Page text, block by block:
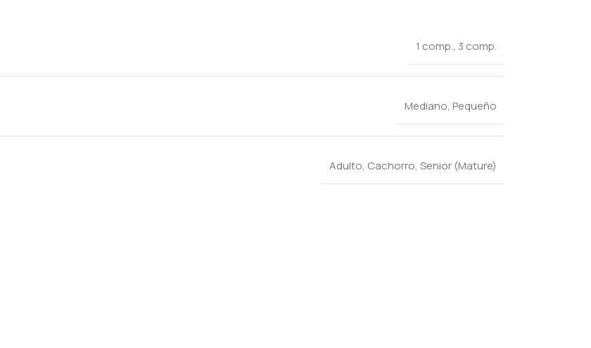
1 comp., 3 comp.
Mediano, Pequeño
Adulto, Cachorro, Senior (Mature)